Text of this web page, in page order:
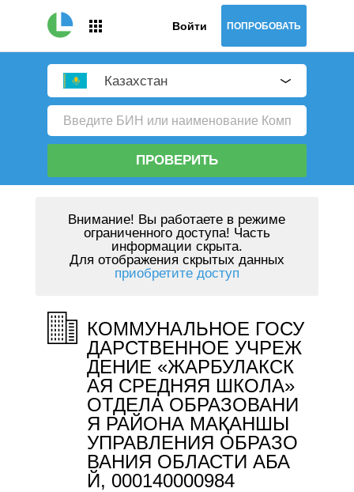
Войти ПОПРОБОВАТЬ
Казахстан
ПРОВЕРИТЬ
Внимание! Вы работаете в режиме
ограниченного доступа! Часть
информации скрыта.
Для отображения скрытых данных
приобретите доступ
КОММУНАЛЬНОЕ ГОСУ
ДАРСТВЕННОЕ УЧРЕЖ
ДЕНИЕ «ЖАРБУЛАКСК
АЯ СРЕДНЯЯ ШКОЛА»
ОТДЕЛА ОБРАЗОВАНИ
Я РАЙОНА МАҚАНШЫ
УПРАВЛЕНИЯ ОБРАЗО
ВАНИЯ ОБЛАСТИ АБА
Й, 000140000984